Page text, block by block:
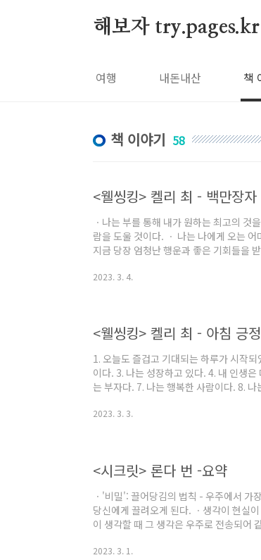
해보자 try.pages.kr
여행 내돈내산 책
책 이야기 58
<웰씽킹> 켈리 최 - 백만장
ㆍ나는 부를 통해 내가 원하는 최고의 것
람을 도울 것이다. ㆍ 나는 나에게 오는
지금 당장 엄청난 행운과 좋은 기회들을
내게 다시 돌아올 것이다. ㆍ나는 돈을 사
2023. 3. 4.
<웰씽킹> 켈리 최 - 아침 긍
1. 오늘도 즐겁고 기대되는 하루가 시작
이다. 3. 나는 성장하고 있다. 4. 내 인생
는 부자다. 7. 나는 행복한 사람이다. 8.
12. 나는 한 번 한다면 하는 사람이다. 13.
2023. 3. 3.
<시크릿> 론다 번 -요약
ㆍ'비밀': 끌어당김의 법칙 - 우주에서 가
당신에게 끌려오게 된다. ㆍ생각이 현실
이 생각할 때 그 생각은 우주로 전송되어
하지 않는다. 당신이 뭔가에 집중하면, 그
2023. 3. 1.